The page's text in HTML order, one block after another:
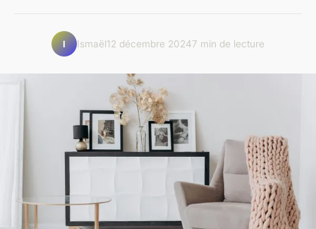
I Ismaël12 décembre 20247 min de lecture